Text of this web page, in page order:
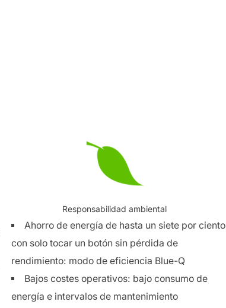
Responsabilidad ambiental
Ahorro de energía de hasta un siete por ciento
con solo tocar un botón sin pérdida de
rendimiento: modo de eficiencia Blue-Q
Bajos costes operativos: bajo consumo de
energía e intervalos de mantenimiento